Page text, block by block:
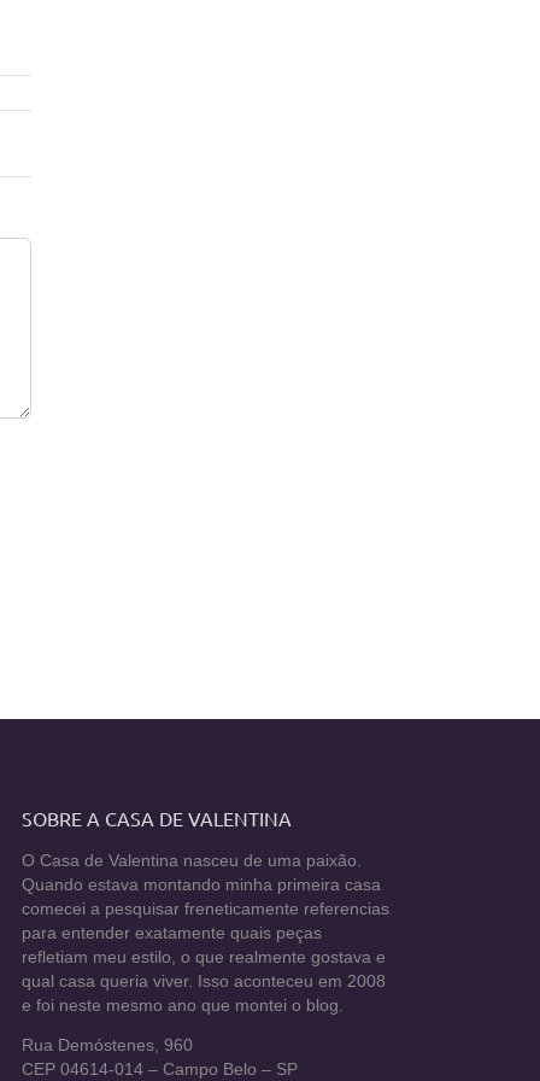
SOBRE A CASA DE VALENTINA
O Casa de Valentina nasceu de uma paixão.
Quando estava montando minha primeira casa
comecei a pesquisar freneticamente referencias
para entender exatamente quais peças
refletiam meu estilo, o que realmente gostava e
qual casa queria viver. Isso aconteceu em 2008
e foi neste mesmo ano que montei o blog.
Rua Demóstenes, 960
CEP 04614-014 – Campo Belo – SP